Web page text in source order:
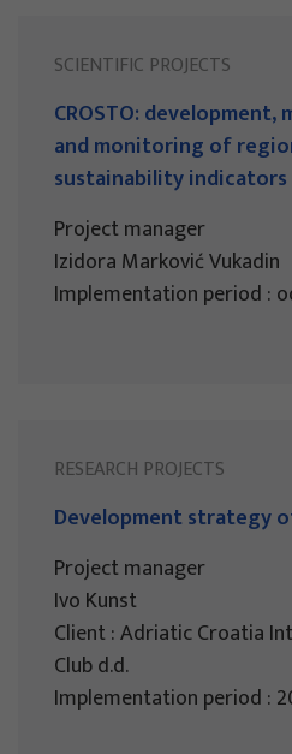
SCIENTIFIC PROJECTS
CROSTO: development,
and monitoring of
sustainability indicators
Project manager
Izidora Marković Vukadin
Implementation period :
RESEARCH PROJECTS
Development strategy
Project manager
Ivo Kunst
Client : Adriatic Croatia
Club d.d.
Implementation period :